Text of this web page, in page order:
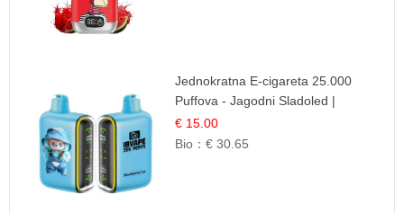
Jednokratna E-cigareta 25.000
Puffova - Jagodni Sladoled |
Kremasta Slatka Okus
€ 15.00
Bio：€ 30.65